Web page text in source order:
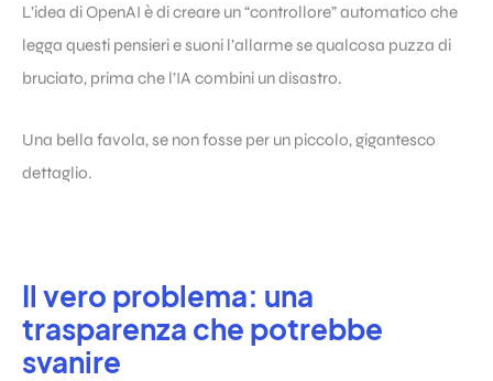
L’idea di OpenAI è di creare un “controllore” automatico che
legga questi pensieri e suoni l’allarme se qualcosa puzza di
bruciato, prima che l’IA combini un disastro.
Una bella favola, se non fosse per un piccolo, gigantesco
dettaglio.
Il vero problema: una
trasparenza che potrebbe
svanire